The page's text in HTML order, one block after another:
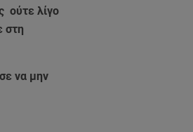
ούτε λίγο
στη
να μην